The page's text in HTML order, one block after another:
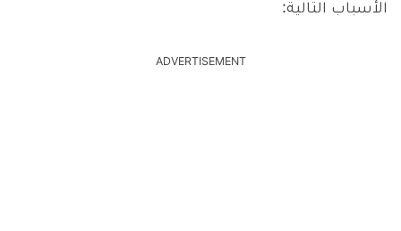
الأسباب التالية:
ADVERTISEMENT